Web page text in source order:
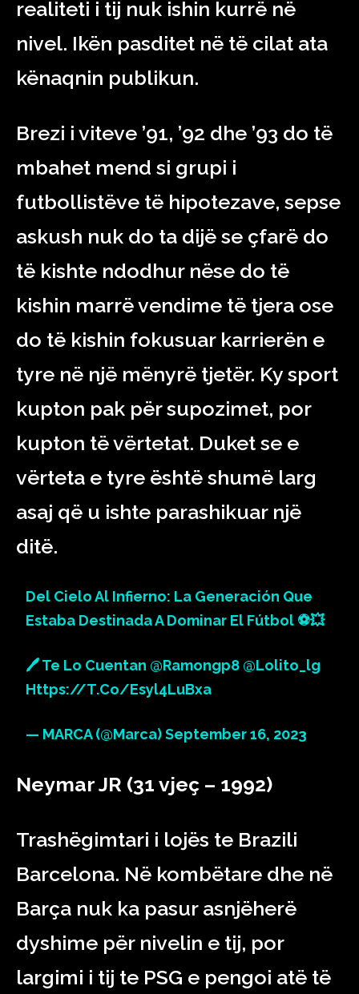
realiteti i tij nuk ishin kurrë në
nivel. Ikën pasditet në të cilat ata
kënaqnin publikun.
Brezi i viteve ’91, ’92 dhe ’93 do të
mbahet mend si grupi i
futbollistëve të hipotezave, sepse
askush nuk do ta dijë se çfarë do
të kishte ndodhur nëse do të
kishin marrë vendime të tjera ose
do të kishin fokusuar karrierën e
tyre në një mënyrë tjetër. Ky sport
kupton pak për supozimet, por
kupton të vërtetat. Duket se e
vërteta e tyre është shumë larg
asaj që u ishte parashikuar një
ditë.
Del Cielo Al Infierno: La Generación Que
Estaba Destinada A Dominar El Fútbol ⚽💥
🖊 Te Lo Cuentan @ramongp8 @lolito_lg
Https://t.co/Esyl4LuBxa
— MARCA (@marca)September 16, 2023
Neymar JR (31 vjeç – 1992)
Trashëgimtari i lojës te Brazili
Barcelona. Në kombëtare dhe në
Barça nuk ka pasur asnjëherë
dyshime për nivelin e tij, por
largimi i tij te PSG e pengoi atë të